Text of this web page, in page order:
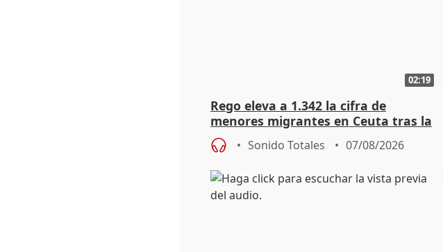
02:19
Rego eleva a 1.342 la cifra de
menores migrantes en Ceuta tras la
entrada masiva
Sonido Totales 07/08/2026